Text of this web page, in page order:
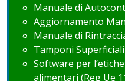
Manuale di
Aggiornamento
Manuale di
Tamponi Superficiali
Software per
alimentari (Reg Ue